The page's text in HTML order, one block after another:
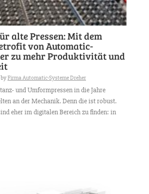
alte Pressen: Mit dem
von Automatic-
zu mehr Produktivität und
byFirma Automatic-Systeme Dreher
und Umformpressen in die Jahre
an der Mechanik. Denn die ist robust.
eher im digitalen Bereich zu finden: in